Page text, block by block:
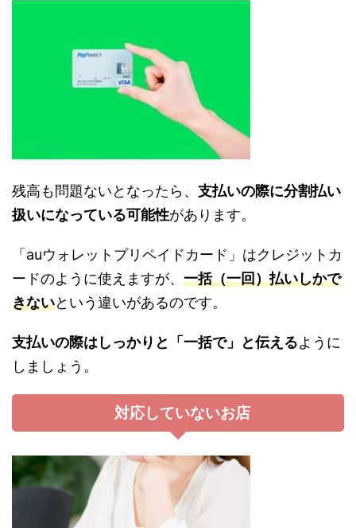
残高も問題ないとなったら、 支払いの際に分割払い
扱いになっている可能性があります。
「auウォレットプリペイドカード」はクレジットカ
ードのように使えますが、 一括（一回）払いしかで
きないという違いがあるのです。
支払いの際はしっかりと「一括で」と伝えるように
しましょう。
対応していないお店